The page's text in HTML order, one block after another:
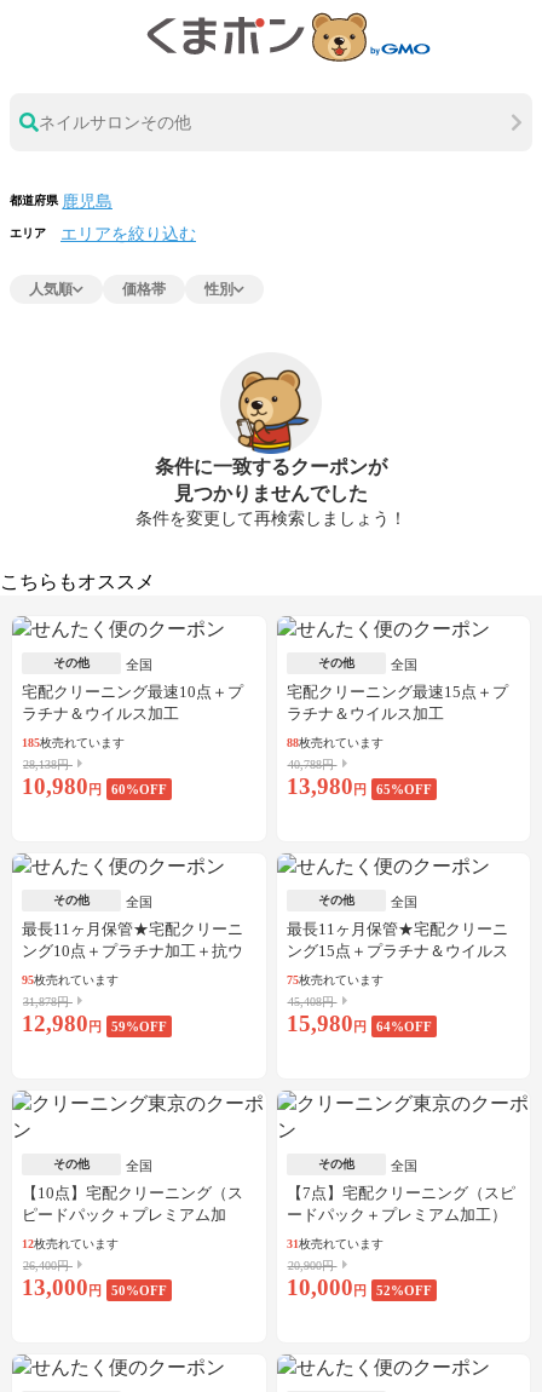
ネイルサロンその他
都道府県
エリア エリアを絞り込む
人気順 価格帯 性別
条件に一致するクーポンが
見つかりませんでした
条件を変更して再検索しましょう！
こちらもオススメ
その他 全国
宅配クリーニング最速10点＋プ
ラチナ＆ウイルス加工
185枚売れています
28,138円
10,980 円 60%OFF
その他 全国
宅配クリーニング最速15点＋プ
ラチナ＆ウイルス加工
88枚売れています
40,788円
13,980 円 65%OFF
その他 全国
最長11ヶ月保管★宅配クリーニ
ング10点＋プラチナ加工＋抗ウ
イルス加工
95枚売れています
31,878円
12,980 円 59%OFF
その他 全国
最長11ヶ月保管★宅配クリーニ
ング15点＋プラチナ＆ウイルス
加工
75枚売れています
45,408円
15,980 円 64%OFF
その他 全国
【10点】宅配クリーニング（ス
ピードパック＋プレミアム加
工）
12枚売れています
26,400円
13,000 円 50%OFF
その他 全国
【7点】宅配クリーニング（スピ
ードパック＋プレミアム加工）
31枚売れています
20,900円
10,000 円 52%OFF